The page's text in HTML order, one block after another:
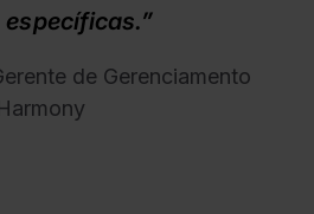
de Gerenciamento